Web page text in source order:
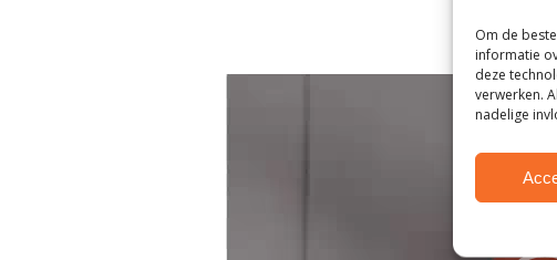
Om de
informatie
deze
verwerken.
nadelige